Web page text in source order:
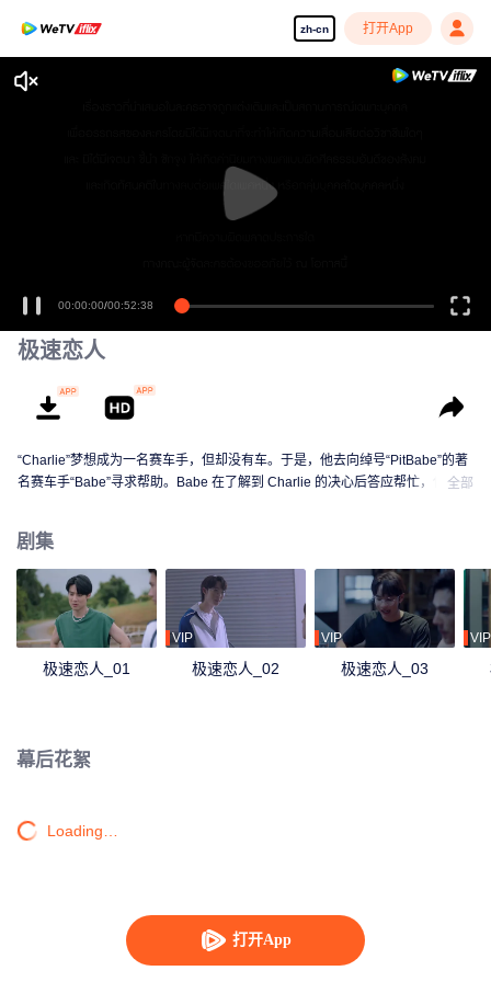
zh-cn 打开App
打开App
00:00:00/00:52:38
极速恋人
“Charlie”梦想成为一名赛车手，但却没有车。于是，他去向绰号“PitBabe”的著
名赛车手“Babe”寻求帮助。Babe 在了解到 Charlie 的决心后答应帮忙，但条件
全部
剧集
极速恋人_01
VIP
极速恋人_02
VIP
极速恋人_03
VIP
幕后花絮
Loading…